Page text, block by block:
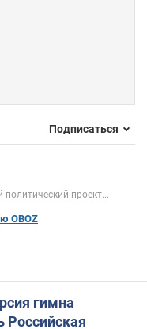
Подписаться
проект...
OBOZ
гимна
Российская